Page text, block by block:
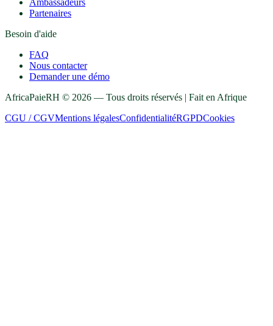
Ambassadeurs
Partenaires
Besoin d'aide
FAQ
Nous contacter
Demander une démo
AfricaPaieRH © 2026 — Tous droits réservés | Fait en Afrique
CGU / CGVMentions légalesConfidentialitéRGPDCookies